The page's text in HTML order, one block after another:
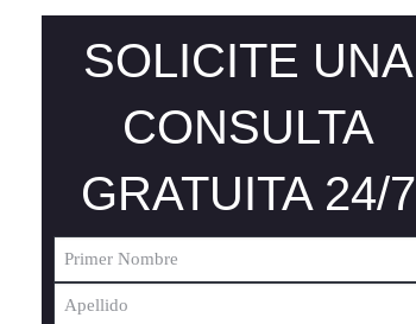
SOLICITE UNA
CONSULTA
GRATUITA 24/7
Nombre(Required)
Primer